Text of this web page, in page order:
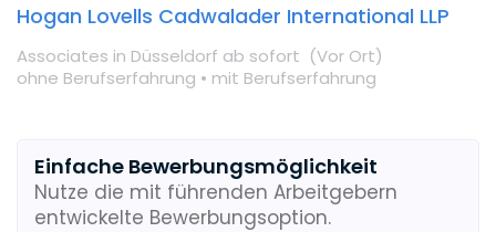
Hogan Lovells Cadwalader International LLP
Associates in Düsseldorf ab sofort (Vor Ort)
ohne Berufserfahrung • mit Berufserfahrung
Einfache Bewerbungsmöglichkeit
Nutze die mit führenden Arbeitgebern
entwickelte Bewerbungsoption.